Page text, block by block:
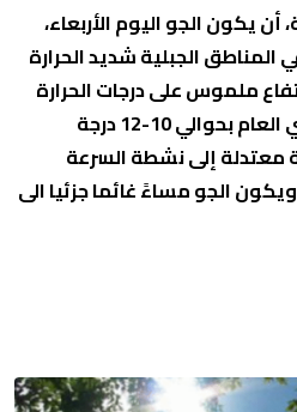
أن يكون الجو اليوم الأربعاء،
المناطق الجبلية شديد الحرارة
ملموس على درجات الحرارة
لتصبح أعلى معدلها السنوي العام بحوالي 10-12 درجة
معتدلة إلى نشطة السرعة
الجو مساءً غائما جزئيا الى